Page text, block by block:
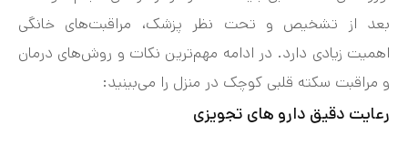
بعد از تشخیص و تحت نظر پزشک، مراقبت‌های خانگی
اهمیت زیادی دارد. در ادامه مهم‌ترین نکات و روش‌های درمان
و مراقبت سکته قلبی کوچک در منزل را می‌بینید:
رعایت دقیق دارو های تجویزی